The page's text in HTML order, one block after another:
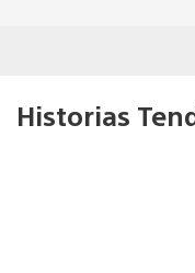
Historias